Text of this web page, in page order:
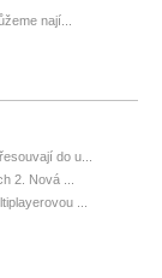
nají...
do u...
2. Nová ...
...